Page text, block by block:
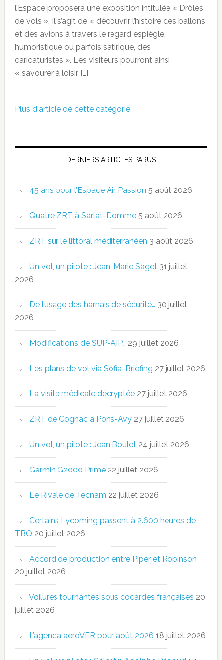
l’Espace proposera une exposition intitulée « Drôles
de vols ». Il s’agit de « découvrir l’histoire des ballons
et des avions à travers le regard espiègle,
humoristique ou parfois satirique, des
caricaturistes ». Les visiteurs pourront ainsi
« savourer à loisir […]
Plus d'article de cette catégorie
DERNIERS ARTICLES PARUS
45 ans pour l’Espace Air Passion 5 août 2026
Quatre ZRT à Sarlat-Domme 5 août 2026
ZRT sur le littoral méditerranéen 3 août 2026
Un vol, un pilote : Jean-Marie Saget 31 juillet
2026
De l’usage des harnais de sécurité… 30 juillet
2026
Modifications de SUP-AIP… 29 juillet 2026
Les plans de vol via Sofia-Briefing 27 juillet 2026
La visite médicale décryptée 27 juillet 2026
ZRT de Cognac à Pons-Avy 27 juillet 2026
Un vol, un pilote : Jean Boulet 24 juillet 2026
Garmin G2000 Prime 22 juillet 2026
Le Rivale de Tecnam 22 juillet 2026
Certains Lycoming passent à 2.600 heures de
TBO 20 juillet 2026
Accord de production entre Piper et Robinson
20 juillet 2026
Voilures tournantes sous cocardes françaises 20
juillet 2026
L’agenda aeroVFR pour août 2026 18 juillet 2026